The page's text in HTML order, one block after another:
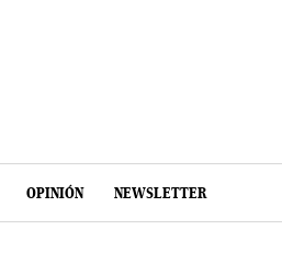
OPINIÓN NEWSLETTER